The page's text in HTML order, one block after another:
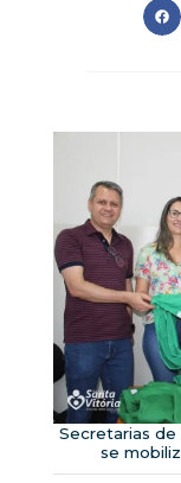
Secretarias de
se